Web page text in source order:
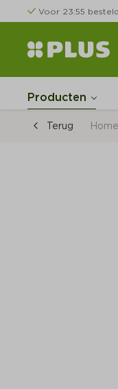
Voor 23:55
Producten
Terug Home